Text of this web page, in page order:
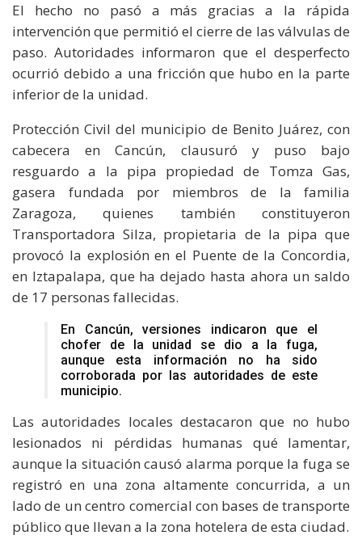
El hecho no pasó a más gracias a la rápida
intervención que permitió el cierre de las válvulas de
paso. Autoridades informaron que el desperfecto
ocurrió debido a una fricción que hubo en la parte
inferior de la unidad.
Protección Civil del municipio de Benito Juárez, con
cabecera en Cancún, clausuró y puso bajo
resguardo a la pipa propiedad de Tomza Gas,
gasera fundada por miembros de la familia
Zaragoza, quienes también constituyeron
Transportadora Silza, propietaria de la pipa que
provocó la explosión en el Puente de la Concordia,
en Iztapalapa, que ha dejado hasta ahora un saldo
de 17 personas fallecidas.
En Cancún, versiones indicaron que el
chofer de la unidad se dio a la fuga,
aunque esta información no ha sido
corroborada por las autoridades de este
municipio.
Las autoridades locales destacaron que no hubo
lesionados ni pérdidas humanas qué lamentar,
aunque la situación causó alarma porque la fuga se
registró en una zona altamente concurrida, a un
lado de un centro comercial con bases de transporte
público que llevan a la zona hotelera de esta ciudad.